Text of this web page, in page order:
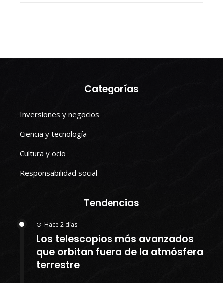
Categorías
Inversiones y negocios
Ciencia y tecnología
Cultura y ocio
Responsabilidad social
Tendencias
Hace 2 días
Los telescopios más avanzados
que orbitan fuera de la atmósfera
terrestre